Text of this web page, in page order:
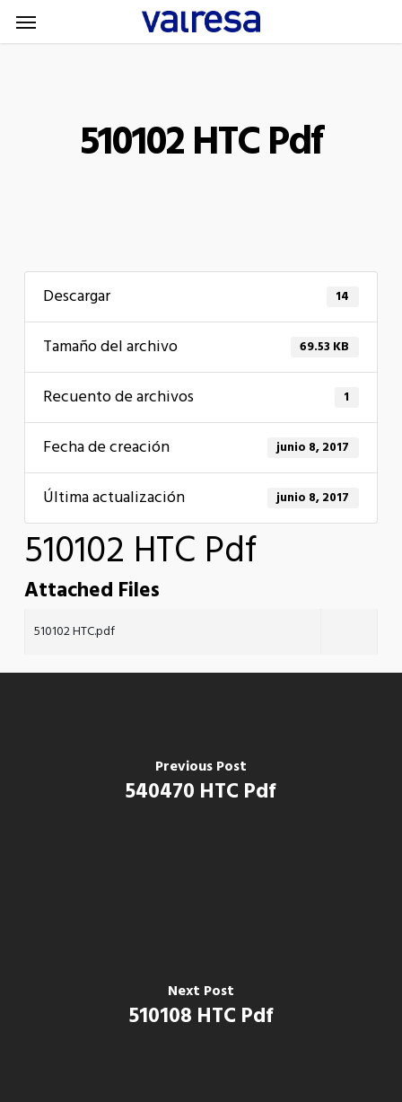
Skip
to
Menu
510102 HTC Pdf
Descargar 14
Tamaño del archivo 69.53 KB
Recuento de archivos 1
Fecha de creación junio 8, 2017
Última actualización junio 8, 2017
510102 HTC Pdf
Attached Files
510102 HTC.pdf
Previous Post
540470 HTC Pdf
Next Post
510108 HTC Pdf
Menu